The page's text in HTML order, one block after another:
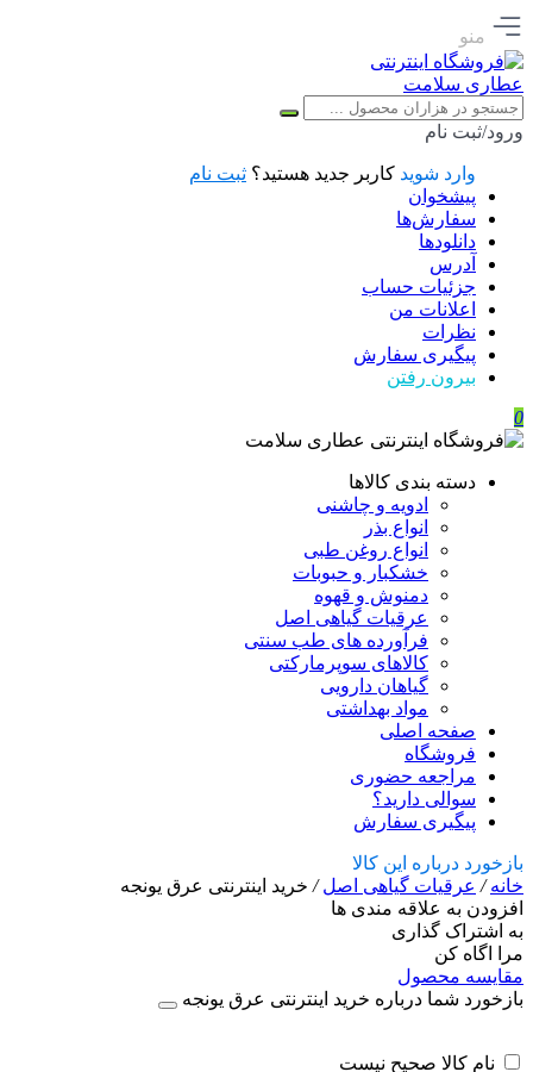
منو
ورود/ثبت نام
وارد شوید کاربر جدید هستید؟ ثبت نام
پیشخوان
سفارش‌ها
دانلودها
آدرس
جزئیات حساب
اعلانات من
نظرات
پیگیری سفارش
بیرون رفتن
0
دسته بندی کالاها
ادویه و چاشنی
انواع بذر
انواع روغن طبی
خشکبار و حبوبات
دمنوش و قهوه
عرقیات گیاهی اصل
فرآورده های طب سنتی
کالاهای سوپرمارکتی
گیاهان دارویی
مواد بهداشتی
صفحه اصلی
فروشگاه
مراجعه حضوری
سوالی دارید؟
پیگیری سفارش
بازخورد درباره این کالا
خانه/ عرقیات گیاهی اصل/ خرید اینترنتی عرق یونجه
افزودن به علاقه مندی ها
به اشتراک گذاری
مرا اگاه کن
مقایسه محصول
بازخورد شما درباره خرید اینترنتی عرق یونجه
نام کالا صحیح نیست